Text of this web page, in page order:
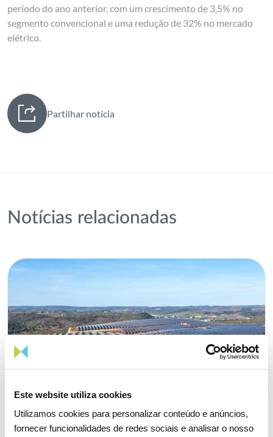
Este website utiliza cookies
Utilizamos cookies para personalizar conteúdo e anúncios,
fornecer funcionalidades de redes sociais e analisar o nosso
período do ano anterior, com um crescimento de 3,5% no
segmento convencional e uma redução de 32% no mercado
elétrico.
Partilhar notícia
Notícias relacionadas